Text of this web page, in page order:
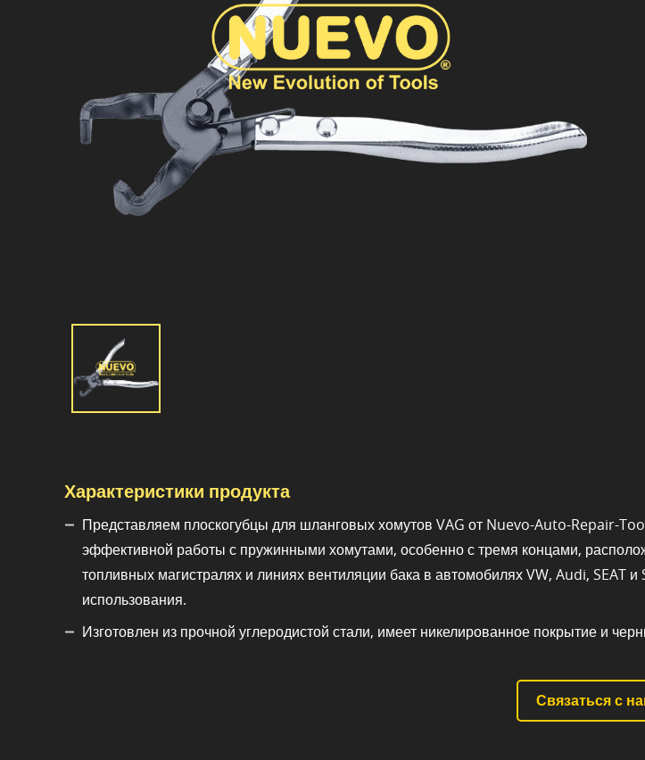
Характеристики продукта
Представляем плоскогубцы для шланговых хомутов VAG от Nuevo-Auto-Repair-
эффективной работы с пружинными хомутами, особенно с тремя концами,
топливных магистралях и линиях вентиляции бака в автомобилях VW, Audi, SEAT и
использования.
Изготовлен из прочной углеродистой стали, имеет никелированное покрытие и
Связаться с